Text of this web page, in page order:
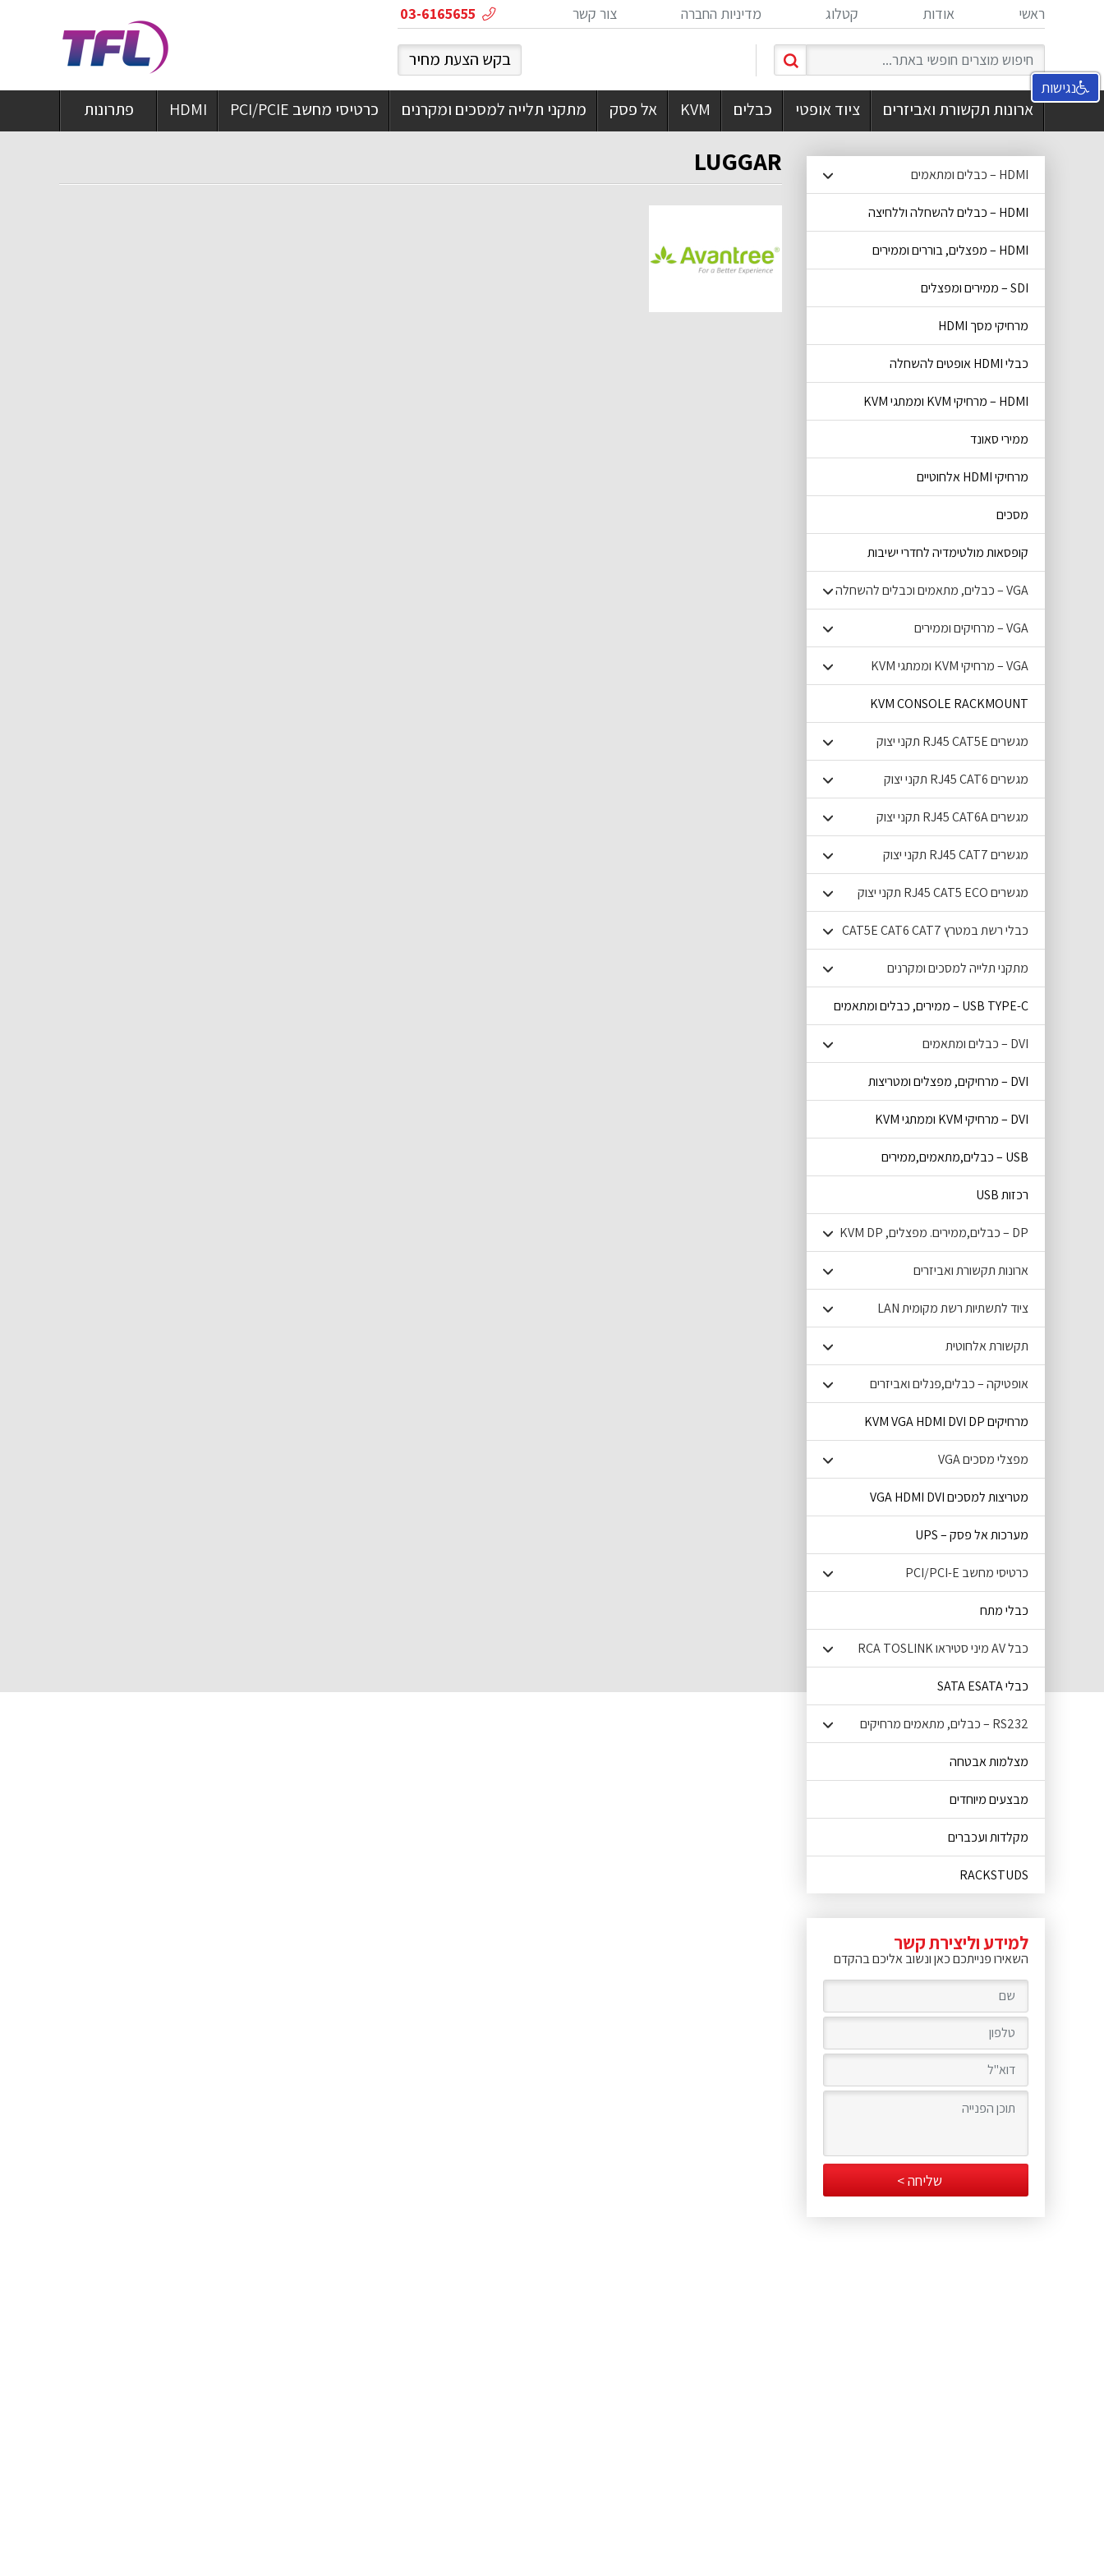
ראשי אודות קטלוג מדיניות החברה צור קשר 03-6165655
בקש הצעת מחיר
ארונות תקשורת ואביזרים ציוד אופטי כבלים KVM אל פסק מתקני תלייה למסכים ומקרנים כרטיסי מחשב PCI/PCIE HDMI פתרונות
HDMI – כבלים ומתאמים
HDMI – כבלים להשחלה וללחיצה
HDMI – מפצלים, בוררים וממירים
SDI – ממירים ומפצלים
מרחיקי מסך HDMI
כבלי HDMI אופטים להשחלה
HDMI – מרחיקי KVM וממתגי KVM
ממירי סאונד
מרחיקי HDMI אלחוטיים
מסכים
קופסאות מולטימדיה לחדרי ישיבות
VGA – כבלים, מתאמים וכבלים להשחלה
VGA – מרחיקים וממירים
VGA – מרחיקי KVM וממתגי KVM
KVM CONSOLE RACKMOUNT
מגשרים RJ45 CAT5E תקני יצוק
מגשרים RJ45 CAT6 תקני יצוק
מגשרים RJ45 CAT6A תקני יצוק
מגשרים RJ45 CAT7 תקני יצוק
מגשרים RJ45 CAT5 ECO תקני יצוק
כבלי רשת במטרץ CAT5E CAT6 CAT7
מתקני תלייה למסכים ומקרנים
USB TYPE-C – ממירים, כבלים ומתאמים
DVI – כבלים ומתאמים
DVI – מרחיקים, מפצלים ומטריצות
DVI – מרחיקי KVM וממתגי KVM
USB – כבלים,מתאמים,ממירים
רכזות USB
DP – כבלים,ממירים. מפצלים, KVM DP
ארונות תקשורת ואביזרים
ציוד לתשתיות רשת מקומית LAN
תקשורת אלחוטית
אופטיקה – כבלים,פנלים ואביזרים
מרחיקים KVM VGA HDMI DVI DP
מפצלי מסכים VGA
מטריצות למסכים VGA HDMI DVI
מערכות אל פסק – UPS
כרטיסי מחשב PCI/PCI-E
כבלי מתח
כבל AV מיני סטיראו RCA TOSLINK
כבלי SATA ESATA
RS232 – כבלים, מתאמים מרחיקים
מצלמות אבטחה
מבצעים מיוחדים
מקלדות ועכברים
RACKSTUDS
למידע וליצירת קשר
השאירו פנייתכם כאן ונשוב אליכם בהקדם
LUGGAR
נגישות